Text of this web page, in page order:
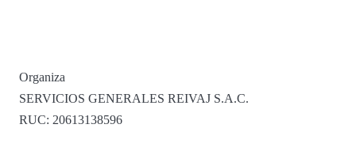
Organiza
SERVICIOS GENERALES REIVAJ S.A.C.
RUC: 20613138596